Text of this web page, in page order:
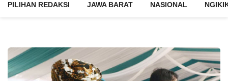
PILIHAN REDAKSI JAWA BARAT NASIONAL